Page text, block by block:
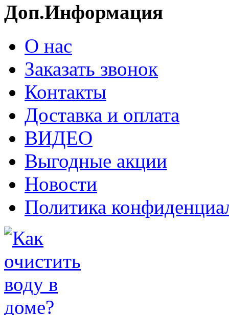
Доп.Информация
О нас
Заказать звонок
Контакты
Доставка и оплата
ВИДЕО
Выгодные акции
Новости
Политика